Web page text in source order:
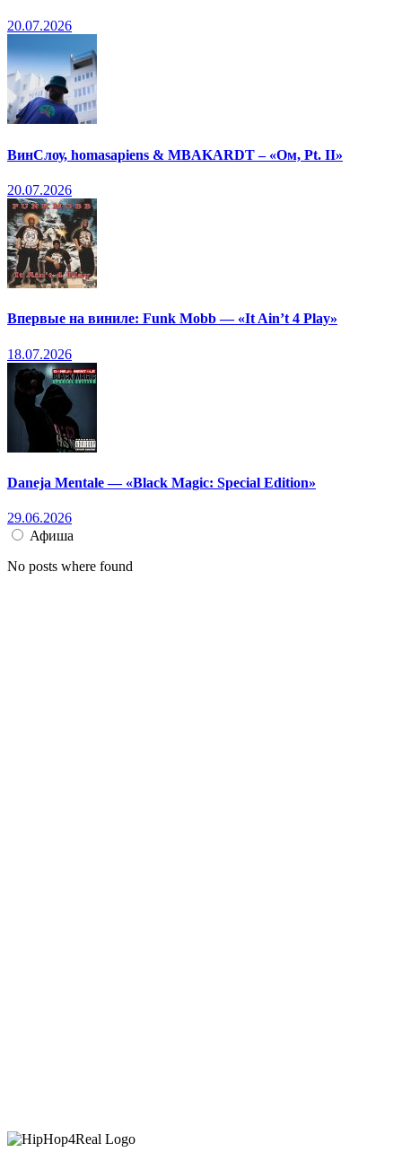
20.07.2026
ВинСлоу, homasapiens & MBAKARDT – «Ом, Pt. II»
20.07.2026
Впервые на виниле: Funk Mobb — «It Ain’t 4 Play»
18.07.2026
Daneja Mentale — «Black Magic: Special Edition»
29.06.2026
Афиша
No posts where found